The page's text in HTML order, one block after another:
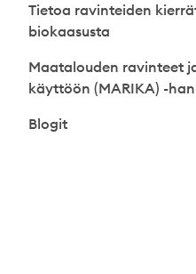
Tietoa ravinteiden
biokaasusta
Maatalouden ravinteet
käyttöön (MARIKA) -
Blogit